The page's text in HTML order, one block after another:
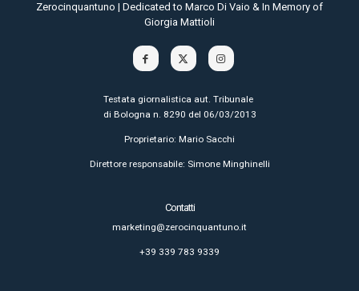
Zerocinquantuno | Dedicated to Marco Di Vaio & In Memory of
Giorgia Mattioli
Testata giornalistica aut. Tribunale
di Bologna n. 8290 del 06/03/2013
Proprietario: Mario Sacchi
Direttore responsabile: Simone Minghinelli
Contatti
marketing@zerocinquantuno.it
+39 339 783 9339